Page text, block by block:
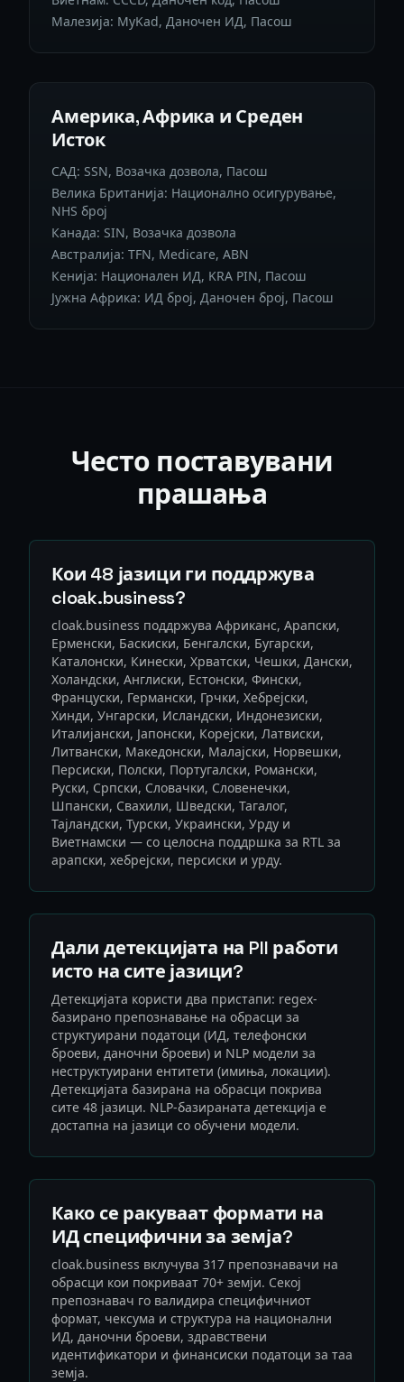
Малезија: MyKad, Даночен ИД, Пасош
Америка, Африка и Среден
Исток
САД: SSN, Возачка дозвола, Пасош
Велика Британија: Национално осигурување,
NHS број
Канада: SIN, Возачка дозвола
Австралија: TFN, Medicare, ABN
Кенија: Национален ИД, KRA PIN, Пасош
Јужна Африка: ИД број, Даночен број, Пасош
Често поставувани
прашања
Кои 48 јазици ги поддржува
cloak.business?
cloak.business поддржува Африканс, Арапски,
Ерменски, Баскиски, Бенгалски, Бугарски,
Каталонски, Кинески, Хрватски, Чешки, Дански,
Холандски, Англиски, Естонски, Фински,
Француски, Германски, Грчки, Хебрејски,
Хинди, Унгарски, Исландски, Индонезиски,
Италијански, Јапонски, Корејски, Латвиски,
Литвански, Македонски, Малајски, Норвешки,
Персиски, Полски, Португалски, Романски,
Руски, Српски, Словачки, Словенечки,
Шпански, Свахили, Шведски, Тагалог,
Тајландски, Турски, Украински, Урду и
Виетнамски — со целосна поддршка за RTL за
арапски, хебрејски, персиски и урду.
Дали детекцијата на PII работи
исто на сите јазици?
Детекцијата користи два пристапи: regex-
базирано препознавање на обрасци за
структуирани податоци (ИД, телефонски
броеви, даночни броеви) и NLP модели за
неструктуирани ентитети (имиња, локации).
Детекцијата базирана на обрасци покрива
сите 48 јазици. NLP-базираната детекција е
достапна на јазици со обучени модели.
Како се ракуваат формати на
ИД специфични за земја?
cloak.business вклучува 317 препознавачи на
обрасци кои покриваат 70+ земји. Секој
препознавач го валидира специфичниот
формат, чексума и структура на национални
ИД, даночни броеви, здравствени
идентификатори и финансиски податоци за таа
земја.